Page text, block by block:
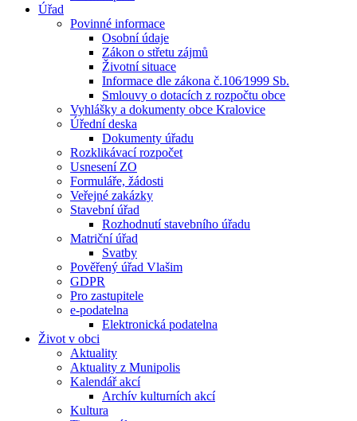
Úřad
Povinné informace
Osobní údaje
Zákon o střetu zájmů
Životní situace
Informace dle zákona č.106⁄1999 Sb.
Smlouvy o dotacích z rozpočtu obce
Vyhlášky a dokumenty obce Kralovice
Úřední deska
Dokumenty úřadu
Rozklikávací rozpočet
Usnesení ZO
Formuláře, žádosti
Veřejné zakázky
Stavební úřad
Rozhodnutí stavebního úřadu
Matriční úřad
Svatby
Pověřený úřad Vlašim
GDPR
Pro zastupitele
e-podatelna
Elektronická podatelna
Život v obci
Aktuality
Aktuality z Munipolis
Kalendář akcí
Archív kulturních akcí
Kultura